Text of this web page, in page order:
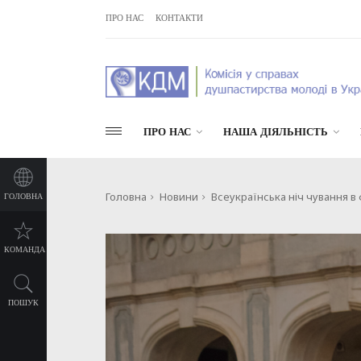
ПРО НАС КОНТАКТИ
ПРО НАС НАША ДІЯЛЬНІСТЬ
ГОЛОВНА
КОМАНДА
ПОШУК
Головна Новини Всеукраїнська ніч чування